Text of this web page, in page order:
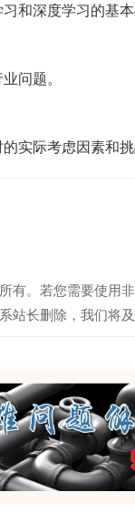
和深度学习的基本
问题。
实际考虑因素和挑
有。若您需要使用
长删除，我们将及